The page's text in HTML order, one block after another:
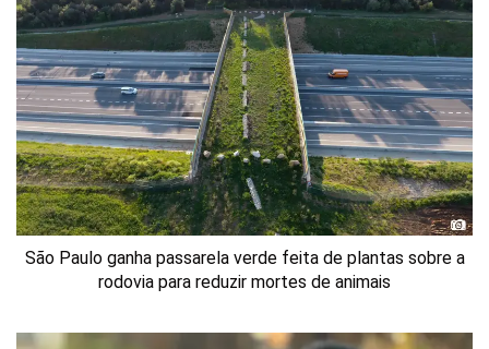
São Paulo ganha passarela verde feita de plantas sobre a
rodovia para reduzir mortes de animais